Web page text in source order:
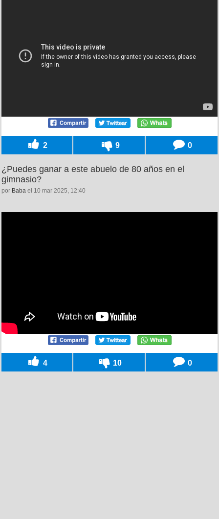
2 9 0
¿Puedes ganar a este abuelo de 80 años en el
gimnasio?
por Baba el 10 mar 2025, 12:40
4 10 0